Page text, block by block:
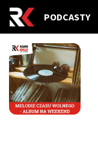
PODCASTY